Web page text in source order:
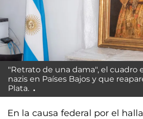
"Retrato de una dama", el cuadro
nazis en Países Bajos y que
Plata.
En la causa federal por el